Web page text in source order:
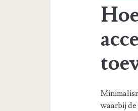
waarbij